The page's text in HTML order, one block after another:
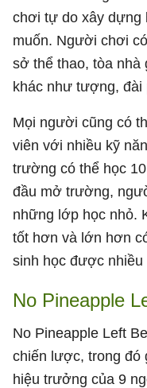
chơi tự do xây dựng
muốn. Người chơi
sở thể thao, tòa nhà
khác như tượng,
Mọi người cũng có
viên với nhiều kỹ
trường có thể học
đầu mở trường,
những lớp học nhỏ.
tốt hơn và lớn hơn
sinh học được
No Pineapple
No Pineapple Left
chiến lược, trong đó
hiệu trưởng của 9